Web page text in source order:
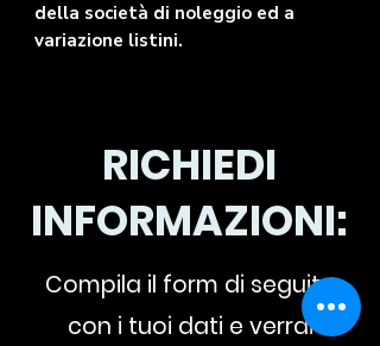
della società di noleggio ed a
variazione listini.
RICHIEDI
INFORMAZIONI:
Compila il form di seguito
con i tuoi dati e verrai